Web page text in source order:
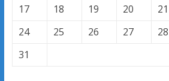
17
18 19 20 21
24
25 26 27 28
31